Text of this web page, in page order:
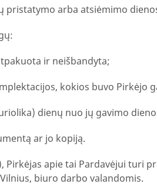
pristatymo arba atsiėmimo
ir neišbandyta;
kokios buvo Pirkėjo
dienų nuo jų gavimo
ar jo kopiją.
Pirkėjas apie tai Pardavėjui turi
biuro darbo valandomis.